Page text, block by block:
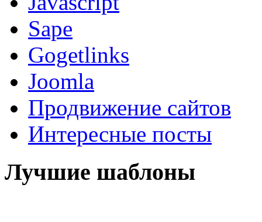
Sape
Gogetlinks
Joomla
Продвижение сайтов
Интересные посты
Лучшие шаблоны